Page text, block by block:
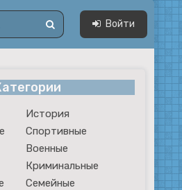
Войти
История
Спортивные
Военные
Криминальные
Семейные